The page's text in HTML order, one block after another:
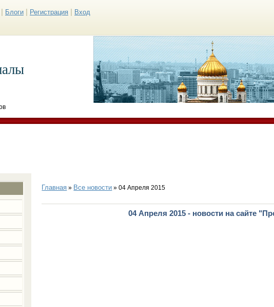
Блоги Регистрация Вход
Главная » Все новости » 04 Апреля 2015
04 Апреля 2015 - новости на сайте